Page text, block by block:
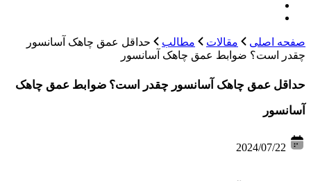
صفحه اصلی مقالات مطالب
حداقل عمق چاهک آسانسور
چقدر است؟ ضوابط عمق چاهک آسانسور
حداقل عمق چاهک آسانسور چقدر است؟ ضوابط عمق چاهک
آسانسور